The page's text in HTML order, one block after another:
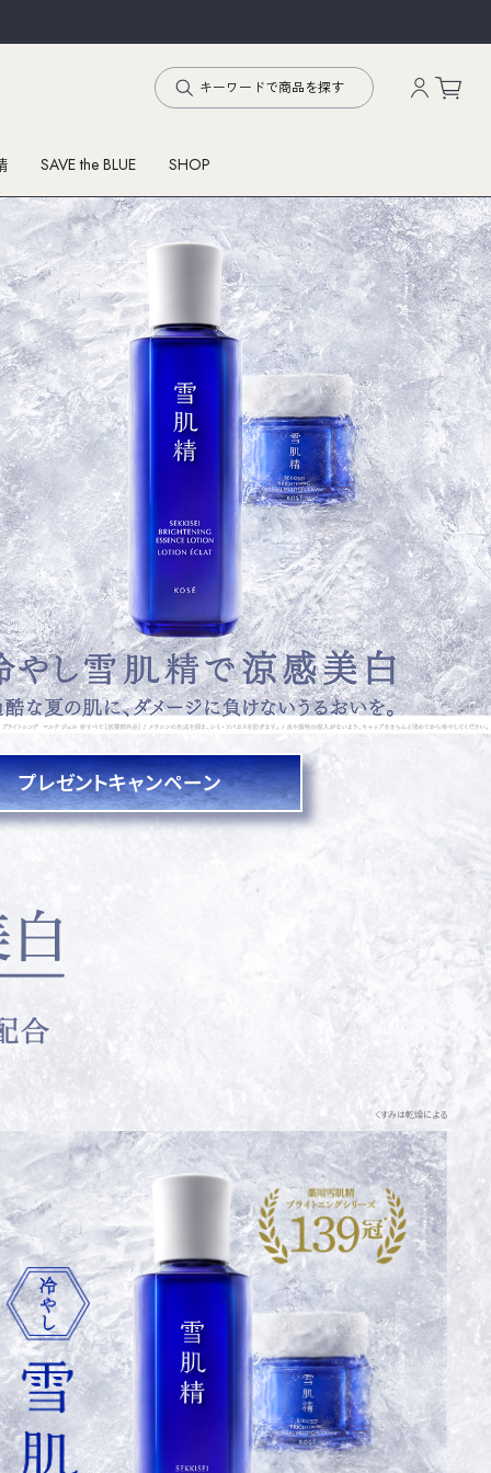
SAVE the BLUE SHOP
プレゼントキャンペーン
くすみは乾燥による